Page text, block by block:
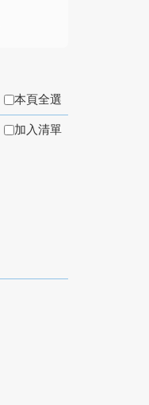
本頁全選
加入清單